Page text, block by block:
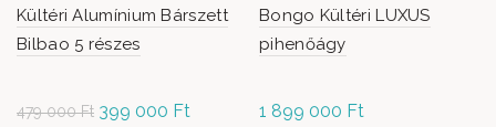
Kültéri Alumínium Bárszett
Bilbao 5 részes
479 000Ft Original
399 000 Ft
Bongo Kültéri LUXUS
pihenőágy
1 899 000 Ft